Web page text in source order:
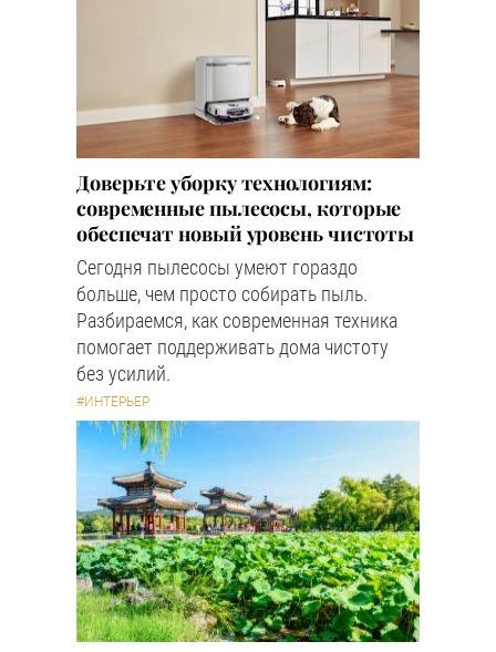
Доверьте уборку технологиям:
современные пылесосы, которые
обеспечат новый уровень чистоты
Сегодня пылесосы умеют гораздо
больше, чем просто собирать пыль.
Разбираемся, как современная техника
помогает поддерживать дома чистоту
без усилий.
#ИНТЕРЬЕР